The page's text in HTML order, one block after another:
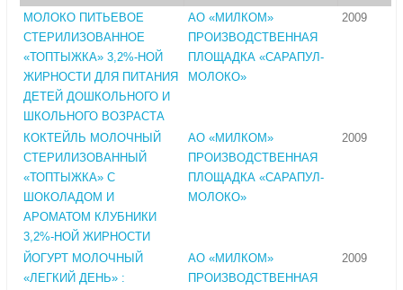
МОЛОКО ПИТЬЕВОЕ
СТЕРИЛИЗОВАННОЕ
«ТОПТЫЖКА» 3,2%-НОЙ
ЖИРНОСТИ ДЛЯ ПИТАНИЯ
ДЕТЕЙ ДОШКОЛЬНОГО И
ШКОЛЬНОГО ВОЗРАСТА
АО «МИЛКОМ»
ПРОИЗВОДСТВЕННАЯ
ПЛОЩАДКА «САРАПУЛ-
МОЛОКО»
2009
КОКТЕЙЛЬ МОЛОЧНЫЙ
СТЕРИЛИЗОВАННЫЙ
«ТОПТЫЖКА» С
ШОКОЛАДОМ И
АРОМАТОМ КЛУБНИКИ
3,2%-НОЙ ЖИРНОСТИ
АО «МИЛКОМ»
ПРОИЗВОДСТВЕННАЯ
ПЛОЩАДКА «САРАПУЛ-
МОЛОКО»
2009
ЙОГУРТ МОЛОЧНЫЙ
«ЛЕГКИЙ ДЕНЬ» :
АО «МИЛКОМ»
ПРОИЗВОДСТВЕННАЯ
2009